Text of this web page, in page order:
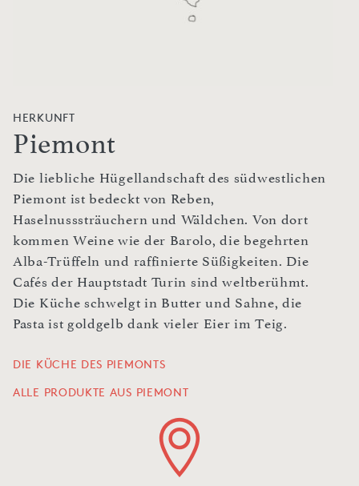
HERKUNFT
Piemont
Die liebliche Hügellandschaft des südwestlichen
Piemont ist bedeckt von Reben,
Haselnusssträuchern und Wäldchen. Von dort
kommen Weine wie der Barolo, die begehrten
Alba-Trüffeln und raffinierte Süßigkeiten. Die
Cafés der Hauptstadt Turin sind weltberühmt.
Die Küche schwelgt in Butter und Sahne, die
Pasta ist goldgelb dank vieler Eier im Teig.
DIE KÜCHE DES PIEMONTS
ALLE PRODUKTE AUS PIEMONT